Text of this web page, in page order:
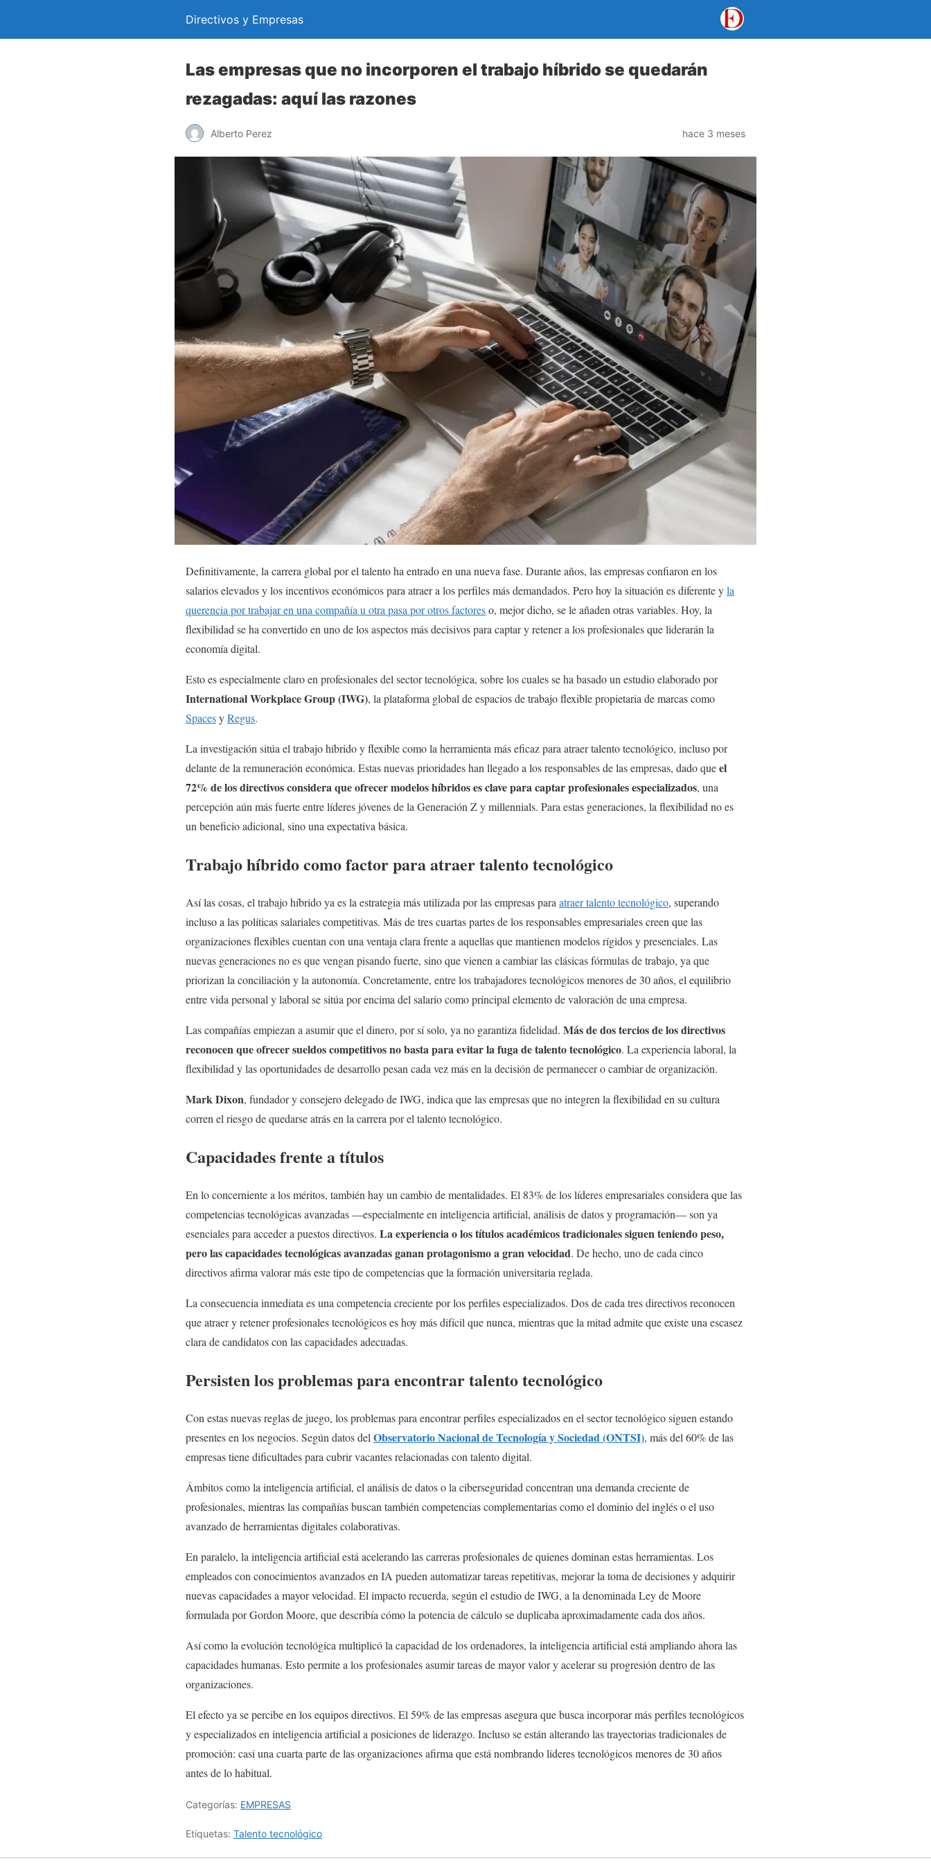
Directivos y Empresas
Las empresas que no incorporen el trabajo híbrido se quedarán
rezagadas: aquí las razones
Alberto Perez hace 3 meses
Definitivamente, la carrera global por el talento ha entrado en una nueva fase. Durante años, las empresas confiaron en los
salarios elevados y los incentivos económicos para atraer a los perfiles más demandados. Pero hoy la situación es diferente yla
querencia por trabajar en una compañía u otra pasa por otros factoreso, mejor dicho, se le añaden otras variables. Hoy, la
flexibilidad se ha convertido en uno de los aspectos más decisivos para captar y retener a los profesionales que liderarán la
economía digital.
Esto es especialmente claro en profesionales del sector tecnológica, sobre los cuales se ha basado un estudio elaborado por
International Workplace Group (IWG), la plataforma global de espacios de trabajo flexible propietaria de marcas como
SpacesyRegus.
La investigación sitúa el trabajo híbrido y flexible como la herramienta más eficaz para atraer talento tecnológico, incluso por
delante de la remuneración económica. Estas nuevas prioridades han llegado a los responsables de las empresas, dado queel
72% de los directivos considera que ofrecer modelos híbridos es clave para captar profesionales especializados, una
percepción aún más fuerte entre líderes jóvenes de la Generación Z y millennials. Para estas generaciones, la flexibilidad no es
un beneficio adicional, sino una expectativa básica.
Trabajo híbrido como factor para atraer talento tecnológico
Así las cosas, el trabajo híbrido ya es la estrategia más utilizada por las empresas para atraer talento tecnológico, superando
incluso a las políticas salariales competitivas. Más de tres cuartas partes de los responsables empresariales creen que las
organizaciones flexibles cuentan con una ventaja clara frente a aquellas que mantienen modelos rígidos y presenciales. Las
nuevas generaciones no es que vengan pisando fuerte, sino que vienen a cambiar las clásicas fórmulas de trabajo, ya que
priorizan la conciliación y la autonomía. Concretamente, entre los trabajadores tecnológicos menores de 30 años, el equilibrio
entre vida personal y laboral se sitúa por encima del salario como principal elemento de valoración de una empresa.
Las compañías empiezan a asumir que el dinero, por sí solo, ya no garantiza fidelidad. Más de dos tercios de los directivos
reconocen que ofrecer sueldos competitivos no basta para evitar la fuga de talento tecnológico. La experiencia laboral, la
flexibilidad y las oportunidades de desarrollo pesan cada vez más en la decisión de permanecer o cambiar de organización.
Mark Dixon, fundador y consejero delegado de IWG, indica que las empresas que no integren la flexibilidad en su cultura
corren el riesgo de quedarse atrás en la carrera por el talento tecnológico.
Capacidades frente a títulos
En lo concerniente a los méritos, también hay un cambio de mentalidades. El 83% de los líderes empresariales considera que las
competencias tecnológicas avanzadas —especialmente en inteligencia artificial, análisis de datos y programación— son ya
esenciales para acceder a puestos directivos. La experiencia o los títulos académicos tradicionales siguen teniendo peso,
pero las capacidades tecnológicas avanzadas ganan protagonismo a gran velocidad. De hecho, uno de cada cinco
directivos afirma valorar más este tipo de competencias que la formación universitaria reglada.
La consecuencia inmediata es una competencia creciente por los perfiles especializados. Dos de cada tres directivos reconocen
que atraer y retener profesionales tecnológicos es hoy más difícil que nunca, mientras que la mitad admite que existe una escasez
clara de candidatos con las capacidades adecuadas.
Persisten los problemas para encontrar talento tecnológico
Con estas nuevas reglas de juego, los problemas para encontrar perfiles especializados en el sector tecnológico siguen estando
presentes en los negocios. Según datos del Observatorio Nacional de Tecnología y Sociedad (ONTSI), más del 60% de las
empresas tiene dificultades para cubrir vacantes relacionadas con talento digital.
Ámbitos como la inteligencia artificial, el análisis de datos o la ciberseguridad concentran una demanda creciente de
profesionales, mientras las compañías buscan también competencias complementarias como el dominio del inglés o el uso
avanzado de herramientas digitales colaborativas.
En paralelo, la inteligencia artificial está acelerando las carreras profesionales de quienes dominan estas herramientas. Los
empleados con conocimientos avanzados en IA pueden automatizar tareas repetitivas, mejorar la toma de decisiones y adquirir
nuevas capacidades a mayor velocidad. El impacto recuerda, según el estudio de IWG, a la denominada Ley de Moore
formulada por Gordon Moore, que describía cómo la potencia de cálculo se duplicaba aproximadamente cada dos años.
Así como la evolución tecnológica multiplicó la capacidad de los ordenadores, la inteligencia artificial está ampliando ahora las
capacidades humanas. Esto permite a los profesionales asumir tareas de mayor valor y acelerar su progresión dentro de las
organizaciones.
El efecto ya se percibe en los equipos directivos. El 59% de las empresas asegura que busca incorporar más perfiles tecnológicos
y especializados en inteligencia artificial a posiciones de liderazgo. Incluso se están alterando las trayectorias tradicionales de
promoción: casi una cuarta parte de las organizaciones afirma que está nombrando líderes tecnológicos menores de 30 años
antes de lo habitual.
Categorías: EMPRESAS
Etiquetas: Talento tecnológico